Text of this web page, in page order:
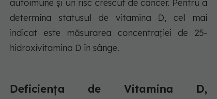
autoimune și un risc crescut de cancer. Pentru a
determina statusul de vitamina D, cel mai
indicat este măsurarea concentrației de 25-
hidroxivitamina D în sânge.
Deficiența de Vitamina D,